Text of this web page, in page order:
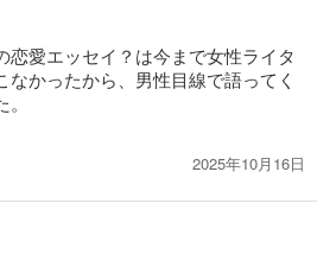
恋愛エッセイ？は今まで女性ライタ
かったから、男性目線で語ってく
2025年10月16日